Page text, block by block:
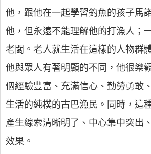
他，跟他在一起學習釣魚的孩子馬
他，但永遠不能理解他的打漁人；
老闆。老人就生活在這樣的人物群
他與眾人有著明顯的不同，他很樂
個經驗豐富、充滿信心、勤勞勇敢
生活的純樸的古巴漁民。同時，這
產生線索清晰明了、中心集中突出
效果。